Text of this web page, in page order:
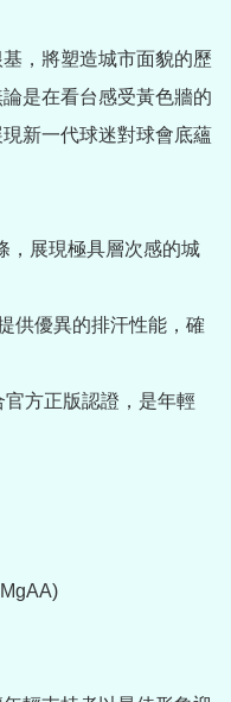
，將塑造城市面貌的歷
是在看台感受黃色牆的
新一代球迷對球會底蘊
展現極具層次感的城
供優異的排汗性能，確
方正版認證，是年輕